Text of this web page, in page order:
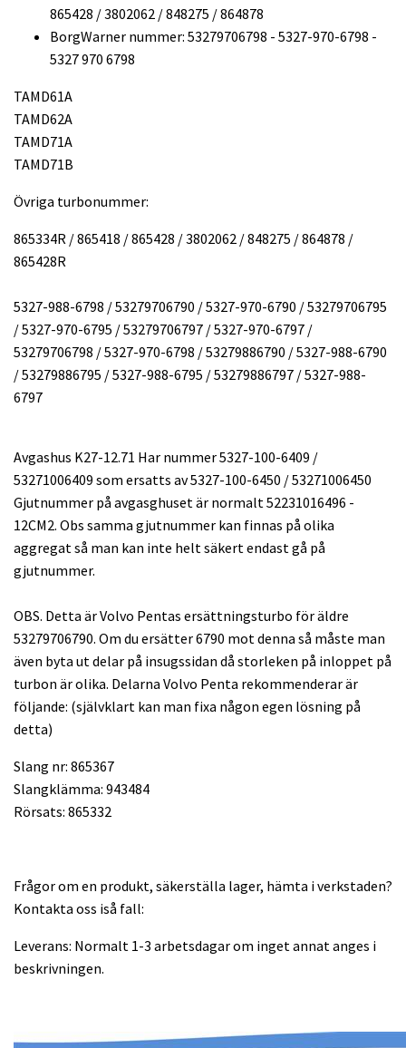
865428 / 3802062 / 848275 / 864878
BorgWarner nummer: 53279706798 - 5327-970-6798 -
5327 970 6798
TAMD61A
TAMD62A
TAMD71A
TAMD71B
Övriga turbonummer:
865334R / 865418 / 865428 / 3802062 / 848275 / 864878 /
865428R
5327-988-6798 / 53279706790 / 5327-970-6790 / 53279706795
/ 5327-970-6795 / 53279706797 / 5327-970-6797 /
53279706798 / 5327-970-6798 / 53279886790 / 5327-988-6790
/ 53279886795 / 5327-988-6795 / 53279886797 / 5327-988-
6797
Avgashus K27-12.71 Har nummer 5327-100-6409 /
53271006409 som ersatts av 5327-100-6450 / 53271006450
Gjutnummer på avgasghuset är normalt 52231016496 -
12CM2. Obs samma gjutnummer kan finnas på olika
aggregat så man kan inte helt säkert endast gå på
gjutnummer.
OBS. Detta är Volvo Pentas ersättningsturbo för äldre
53279706790. Om du ersätter 6790 mot denna så måste man
även byta ut delar på insugssidan då storleken på inloppet på
turbon är olika. Delarna Volvo Penta rekommenderar är
följande: (självklart kan man fixa någon egen lösning på
detta)
Slang nr: 865367
Slangklämma: 943484
Rörsats: 865332
Frågor om en produkt, säkerställa lager, hämta i verkstaden?
Kontakta oss iså fall:
Leverans: Normalt 1-3 arbetsdagar om inget annat anges i
beskrivningen.